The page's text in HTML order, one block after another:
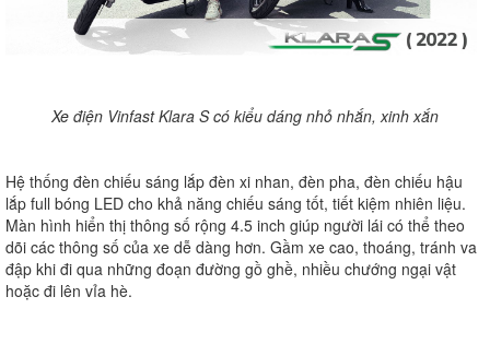
Xe điện Vinfast Klara S có kiểu dáng nhỏ nhắn, xinh xắn
Hệ thống đèn chiếu sáng lắp đèn xi nhan, đèn pha, đèn chiếu hậu
lắp full bóng LED cho khả năng chiếu sáng tốt, tiết kiệm nhiên liệu.
Màn hình hiển thị thông số rộng 4.5 inch giúp người lái có thể theo
dõi các thông số của xe dễ dàng hơn. Gầm xe cao, thoáng, tránh va
đập khi đi qua những đoạn đường gồ ghề, nhiều chướng ngại vật
hoặc đi lên vỉa hè.